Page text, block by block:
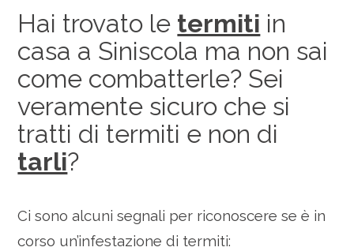
Hai trovato le termiti in
casa a Siniscola ma non sai
come combatterle? Sei
veramente sicuro che si
tratti di termiti e non di
tarli?
Ci sono alcuni segnali per riconoscere se è in
corso un’infestazione di termiti: